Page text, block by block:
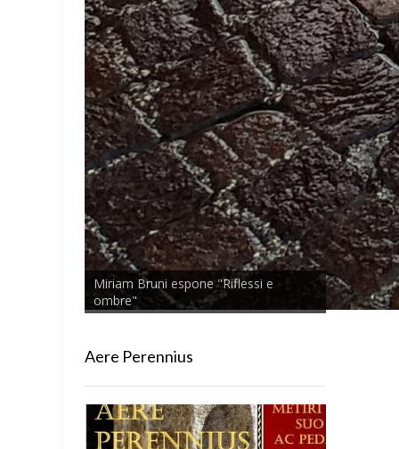
Miriam Bruni espone "Riflessi e
ombre"
Aere Perennius